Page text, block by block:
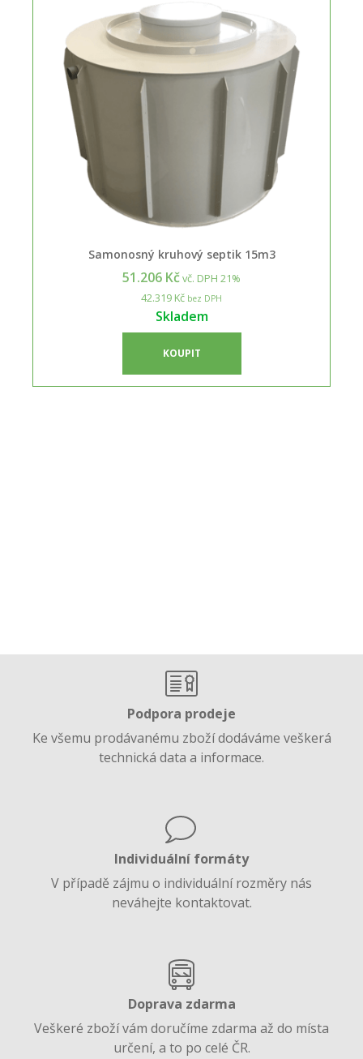
Samonosný kruhový septik 15m3
51.206 Kčvč. DPH 21%
42.319 Kč bez DPH
Skladem
KOUPIT
Podpora prodeje
Ke všemu prodávanému zboží dodáváme veškerá
technická data a informace.
Individuální formáty
V případě zájmu o individuální rozměry nás
neváhejte kontaktovat.
Doprava zdarma
Veškeré zboží vám doručíme zdarma až do místa
určení, a to po celé ČR.